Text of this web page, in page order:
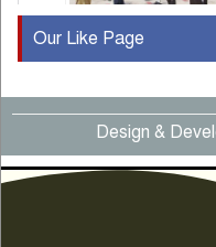
৫
৬
Our Like Page
Design &